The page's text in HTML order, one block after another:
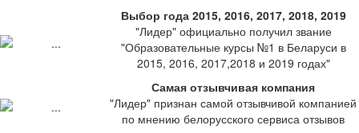
Выбор года 2015, 2016, 2017, 2018, 2019
"Лидер" официально получил звание
"Образовательные курсы №1 в Беларуси в
2015, 2016, 2017,2018 и 2019 годах"
Самая отзывчивая компания
"Лидер" признан самой отзывчивой компанией
по мнению белорусского сервиса отзывов